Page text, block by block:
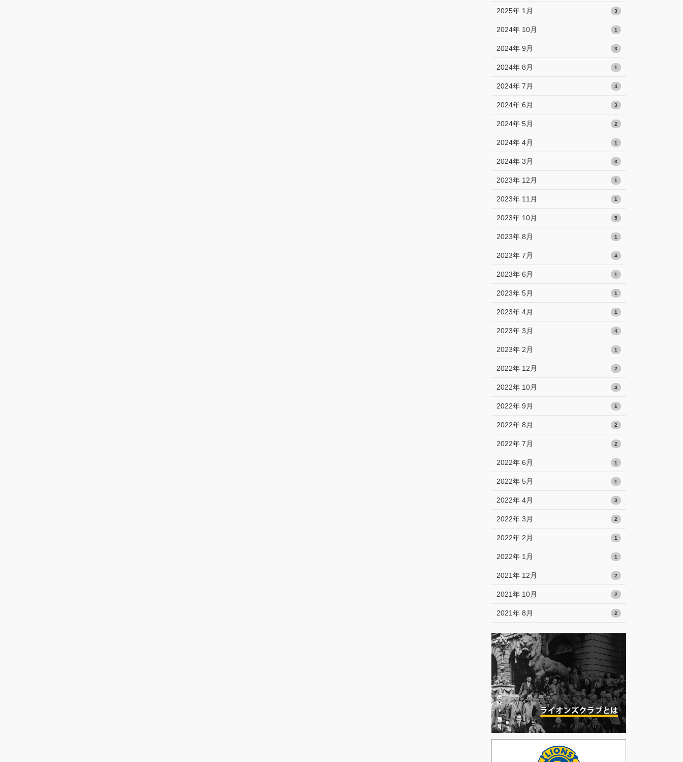
2025年 1月 3
2024年 10月 1
2024年 9月 3
2024年 8月 1
2024年 7月 4
2024年 6月 3
2024年 5月 2
2024年 4月 1
2024年 3月 3
2023年 12月 1
2023年 11月 1
2023年 10月 5
2023年 8月 1
2023年 7月 4
2023年 6月 1
2023年 5月 1
2023年 4月 1
2023年 3月 4
2023年 2月 1
2022年 12月 2
2022年 10月 4
2022年 9月 1
2022年 8月 2
2022年 7月 2
2022年 6月 1
2022年 5月 1
2022年 4月 3
2022年 3月 2
2022年 2月 1
2022年 1月 1
2021年 12月 2
2021年 10月 2
2021年 8月 2